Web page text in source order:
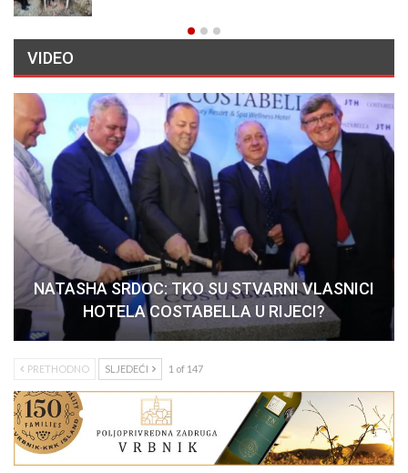
VIDEO
NATASHA SRDOC: TKO SU STVARNI VLASNICI
HOTELA COSTABELLA U RIJECI?
PRETHODNO SLJEDEĆI 1 of 147